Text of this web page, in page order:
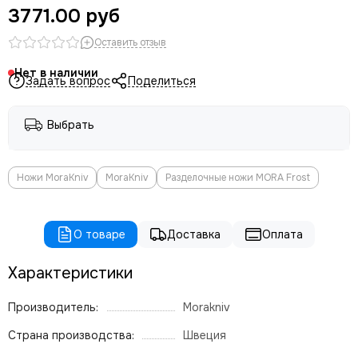
3771.00 руб
Оставить отзыв
Нет в наличии
Задать вопрос Поделиться
Выбрать
Ножи MoraKniv MoraKniv Разделочные ножи MORA Frost
О товаре Доставка Оплата
Характеристики
Производитель:
Morakniv
Страна производства:
Швеция